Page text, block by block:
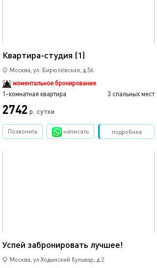
Квартира-студия (1)
Москва, ул. Бирюлёвская, д.56
моментальное бронирование
1-комнатная квартира
3 спальных мест
2742 р. сутки
подробнее
Позвонить написать Забронировать
Успей забронировать лучшее!
Москва, ул.Ходынский бульвар, д.2